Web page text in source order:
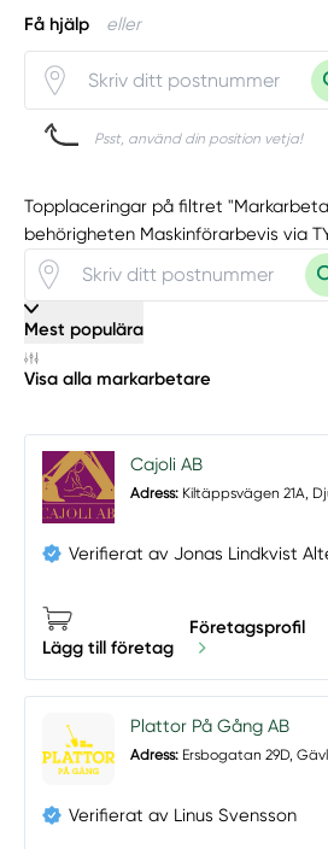
Få hjälp eller
Psst, använd din position vetja!
Topplaceringar på filtret
behörigheten Maskinförarbevis via
Mest populära
Visa alla markarbetare
Cajoli AB
Adress: Kiltäppsvägen 21A,
Verifierat av Jonas Lindkvist
Lägg till företag
Företagsprofil
Plattor På Gång AB
Adress: Ersbogatan 29D,
Verifierat av Linus Svensson